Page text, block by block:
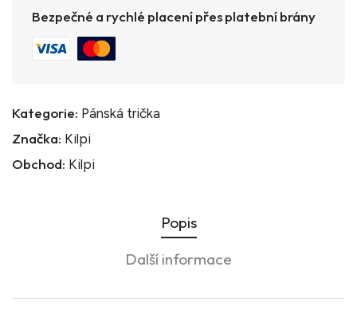
Bezpečné a rychlé placení přes platební brány
Kategorie: Pánská trička
Značka: Kilpi
Obchod: Kilpi
Popis
Další informace